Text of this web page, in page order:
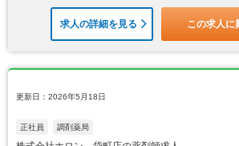
求人の詳細を見る この求人に
更新日：2026年5月18日
正社員 調剤薬局